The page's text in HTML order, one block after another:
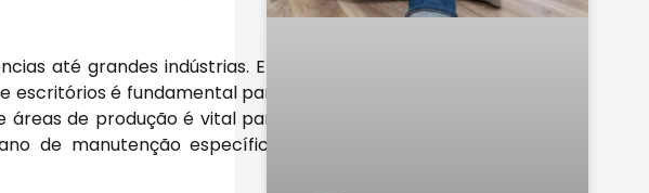
até grandes indústrias. Em
escritórios é fundamental para
de produção é vital para
de manutenção específico,